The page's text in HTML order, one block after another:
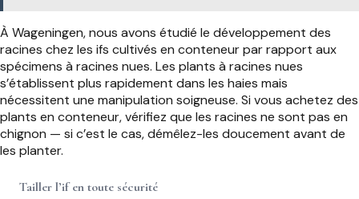
À Wageningen, nous avons étudié le développement des
racines chez les ifs cultivés en conteneur par rapport aux
spécimens à racines nues. Les plants à racines nues
s’établissent plus rapidement dans les haies mais
nécessitent une manipulation soigneuse. Si vous achetez des
plants en conteneur, vérifiez que les racines ne sont pas en
chignon — si c’est le cas, démêlez-les doucement avant de
les planter.
Tailler l’if en toute sécurité